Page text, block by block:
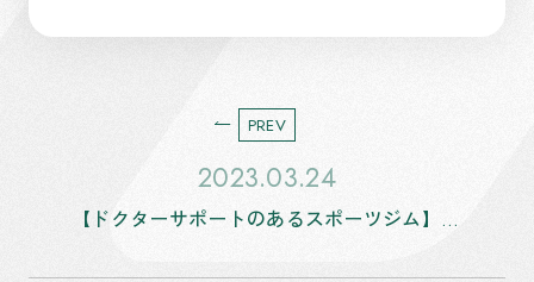
PREV
2023.03.24
【ドクターサポートのあるスポーツジム】鶴ヶ島にオープンのお知らせ